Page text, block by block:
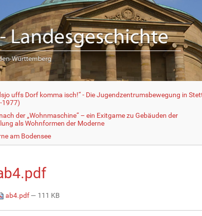
uffs Dorf komma isch!“ - Die Jugendzentrumsbewegung in
1977)
der „Wohnmaschine“ – ein Exitgame zu Gebäuden der
als Wohnformen der Moderne
am Bodensee
ab4.pdf— 111 KB